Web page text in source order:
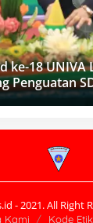
ke-18 UNIVA
Penguatan
Emas 2045
- 2021. All Right
Kami Kode Etik